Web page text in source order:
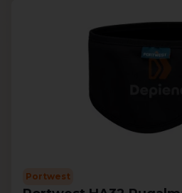
Portwest